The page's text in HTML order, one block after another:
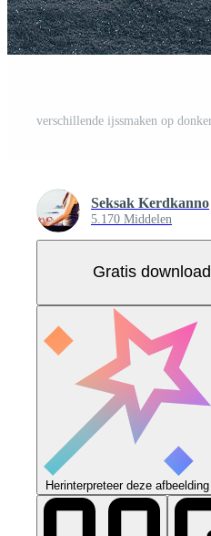
Seksak Kerdkanno
5.170 Middelen
Gratis download
Herinterpreteer deze afbeelding